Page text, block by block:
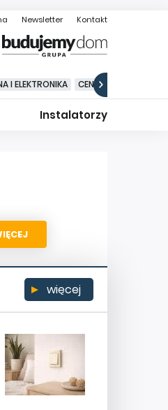
Newsletter Kontakt
I ELEKTRONIKA CENTRALNE
Instalatorzy
więcej